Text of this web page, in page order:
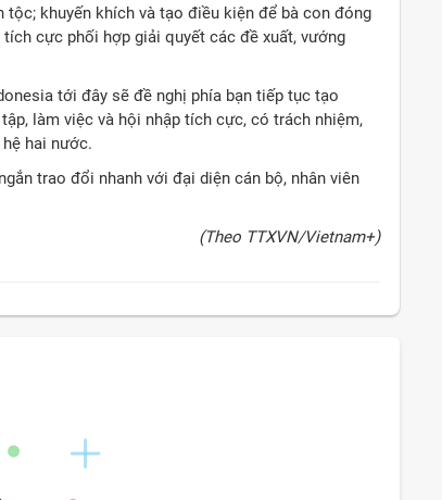
khuyến khích và tạo điều kiện để bà con đóng
cực phối hợp giải quyết các đề xuất, vướng
tới đây sẽ đề nghị phía bạn tiếp tục tạo
làm việc và hội nhập tích cực, có trách nhiệm,
hai nước.
trao đổi nhanh với đại diện cán bộ, nhân viên
(Theo TTXVN/Vietnam+)